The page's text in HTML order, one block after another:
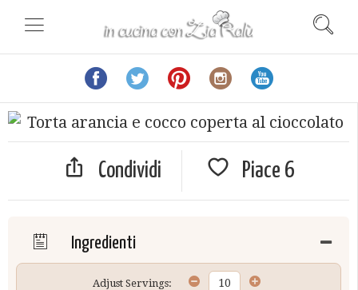
Condividi Piace 6
Ingredienti
Adjust Servings: